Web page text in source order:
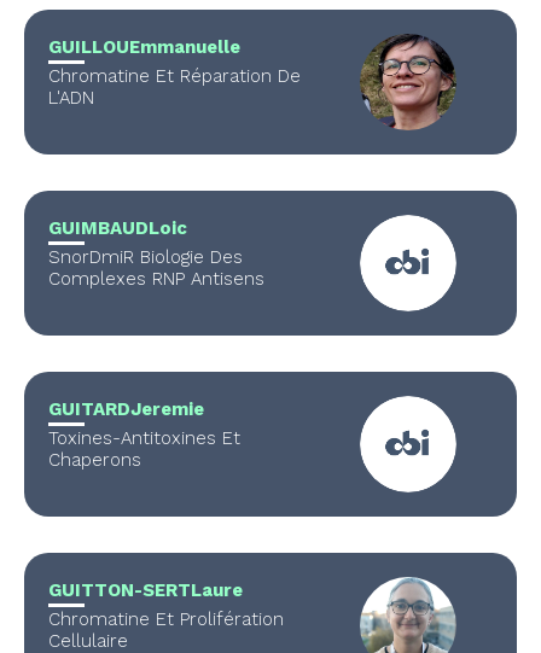
GUILLOUEmmanuelle
Chromatine Et Réparation De
L'ADN
GUIMBAUDLoic
SnorDmiR Biologie Des
Complexes RNP Antisens
GUITARDJeremie
Toxines-Antitoxines Et
Chaperons
GUITTON-SERTLaure
Chromatine Et Prolifération
Cellulaire